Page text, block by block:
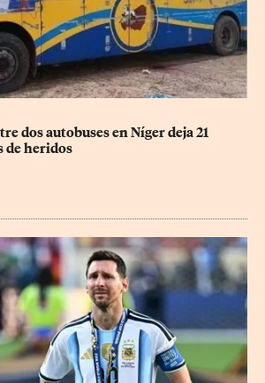
dos autobuses en Níger deja 21
de heridos